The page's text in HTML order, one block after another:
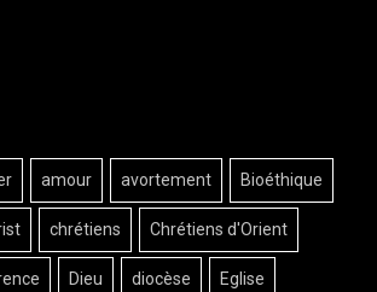
amour avortement Bioéthique
chrétiens Chrétiens d'Orient
Dieu diocèse Eglise